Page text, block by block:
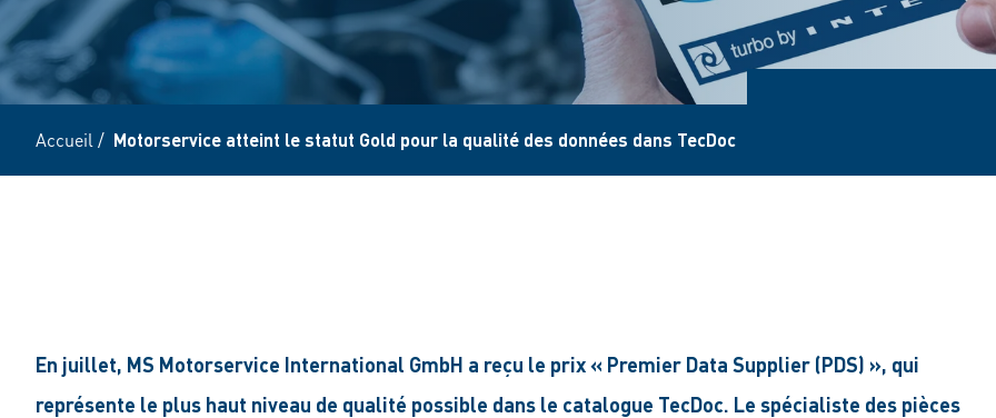
Accueil / Motorservice atteint le statut Gold pour la qualité des données dans TecDoc
En juillet, MS Motorservice International GmbH a reçu le prix « Premier Data Supplier (PDS) », qui
représente le plus haut niveau de qualité possible dans le catalogue TecDoc. Le spécialiste des pièces